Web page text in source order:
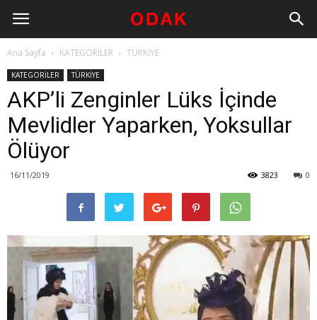
Ana Sayfa KATEGORİLER TÜRKİYE
KATEGORİLER TÜRKİYE
AKP’li Zenginler Lüks İçinde
Mevlidler Yaparken, Yoksullar
Ölüyor
16/11/2019 0
3823